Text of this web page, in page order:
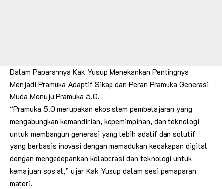
Dalam Paparannya Kak Yusup Menekankan Pentingnya
Menjadi Pramuka Adaptif Sikap dan Peran Pramuka Generasi
Muda Menuju Pramuka 5.0.
“Pramuka 5.0 merupakan ekosistem pembelajaran yang
mengabungkan kemandirian, kepemimpinan, dan teknologi
untuk membangun generasi yang lebih adatif dan solutif
yang berbasis inovasi dengan memadukan kecakapan digital
dengan mengedepankan kolaborasi dan teknologi untuk
kemajuan sosial,” ujar Kak Yusup dalam sesi pemaparan
materi.